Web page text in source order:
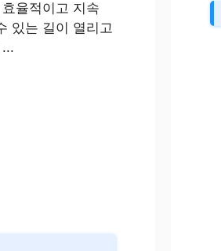
율적이고 지속
있는 길이 열리고